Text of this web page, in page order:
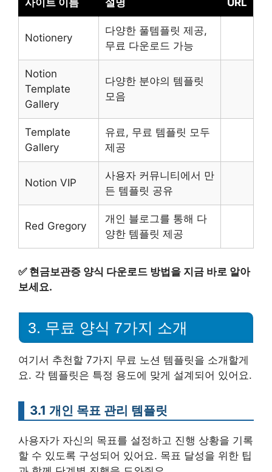
사이트 이름 설명 URL
Notionery
다양한 풀템플릿 제공,
무료 다운로드 가능
Notion
Template
Gallery
다양한 분야의 템플릿
모음
Template
Gallery
유료, 무료 템플릿 모두
제공
Notion VIP
사용자 커뮤니티에서 만
든 템플릿 공유
Red Gregory
개인 블로그를 통해 다
양한 템플릿 제공
✅ 현금보관증 양식 다운로드 방법을 지금 바로 알아
보세요.
3. 무료 양식 7가지 소개
여기서 추천할 7가지 무료 노션 템플릿을 소개할게
요. 각 템플릿은 특정 용도에 맞게 설계되어 있어요.
3.1 개인 목표 관리 템플릿
사용자가 자신의 목표를 설정하고 진행 상황을 기록
할 수 있도록 구성되어 있어요. 목표 달성을 위한 팁